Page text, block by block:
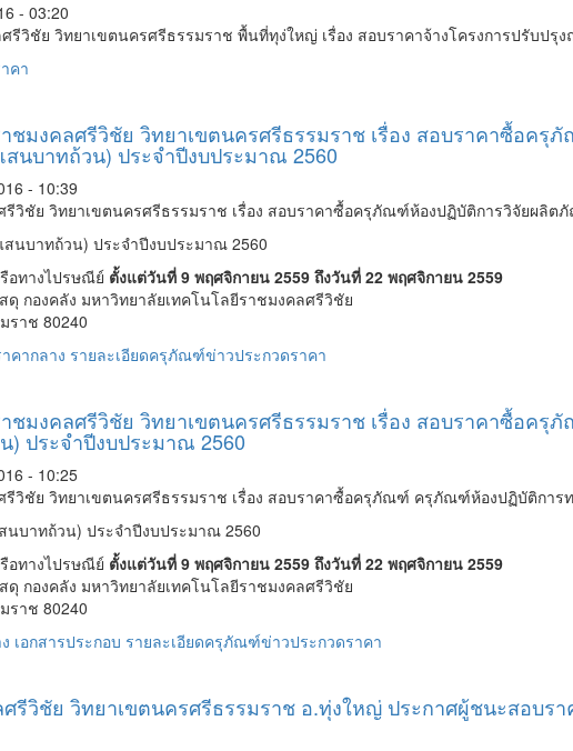
- 03:20
วิชัย วิทยาเขตนครศรีธรรมราช พื้นที่ทุง่ใหญ่ เรื่อง สอบราคาจ้างโครงการปรับปรุ
คา
ชมงคลศรีวิชัย วิทยาเขตนครศรีธรรมราช เรื่อง สอบราคาซื้อ
นบาทถ้วน) ประจำปีงบประมาณ 2560
- 10:39
รีวิชัย วิทยาเขตนครศรีธรรมราช เรื่อง สอบราคาซื้อครุภัณฑ์ห้องปฏิบัติการวิจัยผลิ
นบาทถ้วน) ประจำปีงบประมาณ 2560
ทางไปรษณีย์ ตั้งแต่วันที่ 9 พฤศจิกายน 2559 ถึงวันที่ 22 พฤศจิกายน 2559
กองคลัง มหาวิทยาลัยเทคโนโลยีราชมงคลศรีวิชัย
ราช 80240
คากลาง รายละเอียดครุภัณฑ์ข่าวประกวดราคา
ชมงคลศรีวิชัย วิทยาเขตนครศรีธรรมราช เรื่อง สอบราคาซื้อค
) ประจำปีงบประมาณ 2560
- 10:25
วิชัย วิทยาเขตนครศรีธรรมราช เรื่อง สอบราคาซื้อครุภัณฑ์ ครุภัณฑ์ห้องปฏิบัติการ
นบาทถ้วน) ประจำปีงบประมาณ 2560
ทางไปรษณีย์ ตั้งแต่วันที่ 9 พฤศจิกายน 2559 ถึงวันที่ 22 พฤศจิกายน 2559
กองคลัง มหาวิทยาลัยเทคโนโลยีราชมงคลศรีวิชัย
ราช 80240
เอกสารประกอบ รายละเอียดครุภัณฑ์ข่าวประกวดราคา
รีวิชัย วิทยาเขตนครศรีธรรมราช อ.ทุ่งใหญ่ ประกาศผู้ชนะสอบ